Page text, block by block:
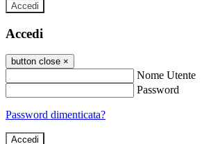
Accedi
Accedi
button close ×
Nome Utente
Password
Password dimenticata?